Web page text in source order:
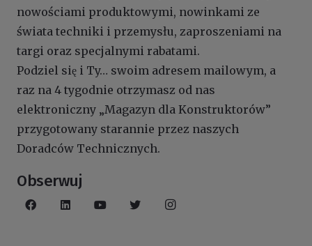
nowościami produktowymi, nowinkami ze
świata techniki i przemysłu, zaproszeniami na
targi oraz specjalnymi rabatami.
Podziel się i Ty… swoim adresem mailowym, a
raz na 4 tygodnie otrzymasz od nas
elektroniczny „Magazyn dla Konstruktorów”
przygotowany starannie przez naszych
Doradców Technicznych.
Obserwuj